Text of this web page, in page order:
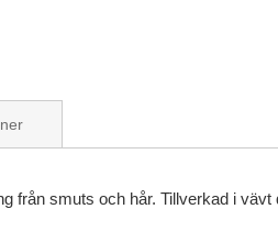
från smuts och hår. Tillverkad i